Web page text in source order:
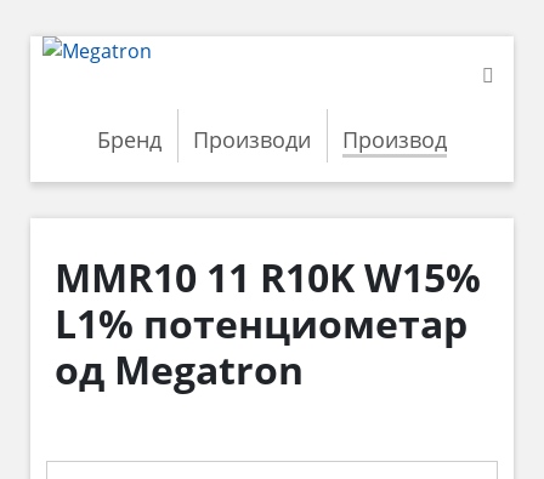
Бренд Производи Производ
MMR10 11 R10K W15%
L1% потенциометар
од Megatron